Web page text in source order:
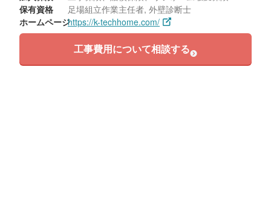
保有資格
足場組立作業主任者, 外壁診断士
ホームページhttps://k-techhome.com/
工事費用について相談する